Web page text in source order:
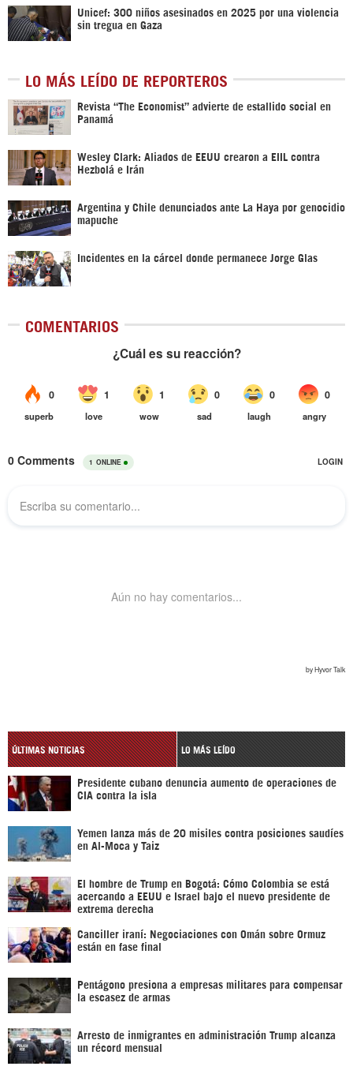
Unicef: 300 niños asesinados en 2025 por una violencia
sin tregua en Gaza
LO MÁS LEÍDO DE REPORTEROS
Revista “The Economist” advierte de estallido social en
Panamá
Wesley Clark: Aliados de EEUU crearon a EIIL contra
Hezbolá e Irán
Argentina y Chile denunciados ante La Haya por genocidio
mapuche
Incidentes en la cárcel donde permanece Jorge Glas
COMENTARIOS
ÚLTIMAS NOTICIAS LO MÁS LEÍDO
Presidente cubano denuncia aumento de operaciones de
CIA contra la isla
Yemen lanza más de 20 misiles contra posiciones saudíes
en Al-Moca y Taiz
El hombre de Trump en Bogotá: Cómo Colombia se está
acercando a EEUU e Israel bajo el nuevo presidente de
extrema derecha
Canciller iraní: Negociaciones con Omán sobre Ormuz
están en fase final
Pentágono presiona a empresas militares para compensar
la escasez de armas
Arresto de inmigrantes en administración Trump alcanza
un récord mensual